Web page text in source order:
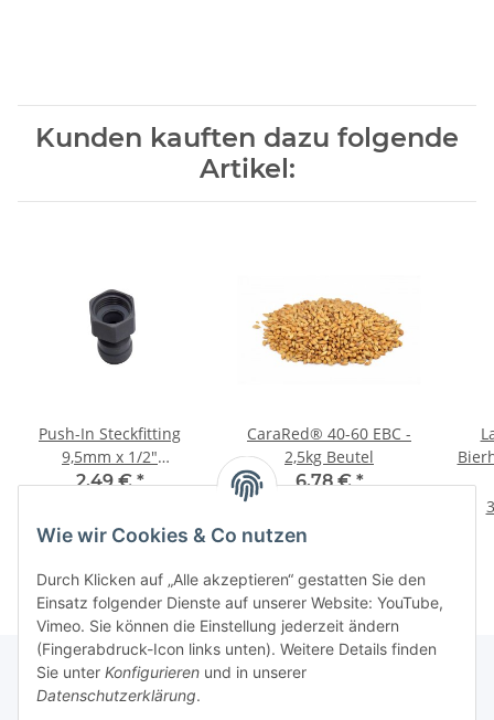
Wie wir Cookies & Co nutzen
Durch Klicken auf „Alle akzeptieren“ gestatten Sie den
Einsatz folgender Dienste auf unserer Website: YouTube,
Vimeo. Sie können die Einstellung jederzeit ändern
(Fingerabdruck-Icon links unten). Weitere Details finden
Sie unter Konfigurieren und in unserer
Datenschutzerklärung.
Kunden kauften dazu folgende
Artikel:
Push-In Steckfitting
9,5mm x 1/2"
Innengewinde
2,49 €*
CaraRed® 40-60 EBC -
2,5kg Beutel
6,78 €*